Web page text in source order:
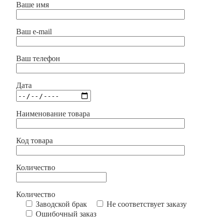
Ваше имя
Ваш e-mail
Ваш телефон
Дата
Наименование товара
Код товара
Количество
Количество
Заводской брак
Не соответствует заказу
Ошибочный заказ